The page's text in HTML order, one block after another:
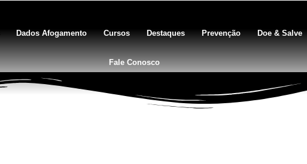
Dados Afogamento Cursos Destaques Prevenção Doe & Salve
Fale Conosco